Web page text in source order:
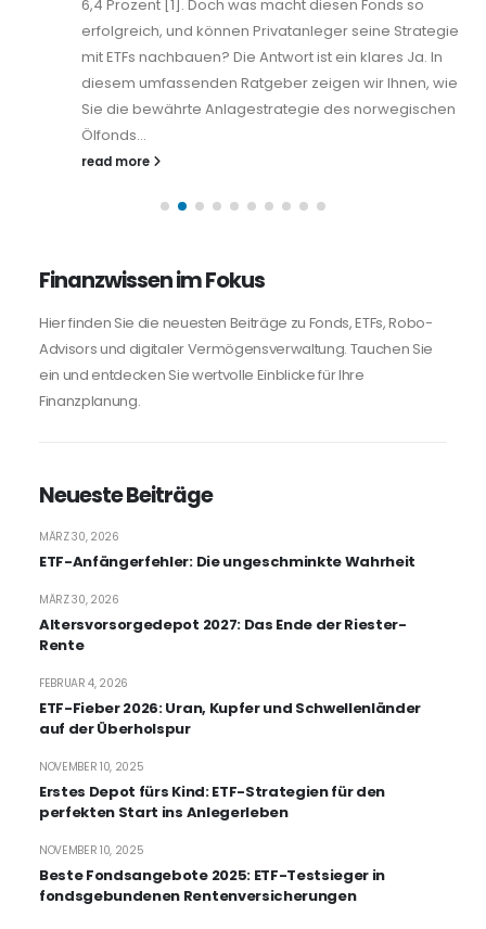
6,4 Prozent [1]. Doch was macht diesen Fonds so
erfolgreich, und können Privatanleger seine Strategie
mit ETFs nachbauen? Die Antwort ist ein klares Ja. In
diesem umfassenden Ratgeber zeigen wir Ihnen, wie
Sie die bewährte Anlagestrategie des norwegischen
Ölfonds...
read more
Finanzwissen im Fokus
Hier finden Sie die neuesten Beiträge zu Fonds, ETFs, Robo-
Advisors und digitaler Vermögensverwaltung. Tauchen Sie
ein und entdecken Sie wertvolle Einblicke für Ihre
Finanzplanung.
Neueste Beiträge
ETF-Anfängerfehler: Die ungeschminkte Wahrheit
MÄRZ 30, 2026
Altersvorsorgedepot 2027: Das Ende der Riester-
Rente
MÄRZ 30, 2026
ETF-Fieber 2026: Uran, Kupfer und Schwellenländer
auf der Überholspur
FEBRUAR 4, 2026
Erstes Depot fürs Kind: ETF-Strategien für den
perfekten Start ins Anlegerleben
NOVEMBER 10, 2025
Beste Fondsangebote 2025: ETF-Testsieger in
fondsgebundenen Rentenversicherungen
NOVEMBER 10, 2025